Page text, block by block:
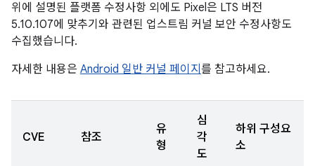
위에 설명된 플랫폼 수정사항 외에도 Pixel은 LTS 버전
5.10.107에 맞추기와 관련된 업스트림 커널 보안 수정사항도
수집했습니다.
자세한 내용은 Android 일반 커널 페이지 를 참고하세요.
CVE 참조
유
형
심
각
도
하위 구성요
소